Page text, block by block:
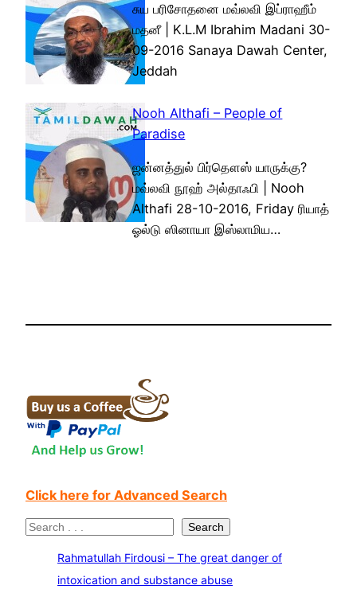
சுய பரிசோதனை மவ்லவி இப்ராஹீம்
மதனீ | K.L.M Ibrahim Madani 30-
09-2016 Sanaya Dawah Center,
Jeddah
Nooh Althafi – People of
Paradise
ஜன்னத்துல் பிர்தௌஸ் யாருக்கு?
மவ்லவி நூஹ் அல்தாஃபி | Nooh
Althafi 28-10-2016, Friday ரியாத்
ஓல்டு ஸினாயா இஸ்லாமிய…
Click here for Advanced Search
S
Search
Rahmatullah Firdousi – The great danger of
intoxication and substance abuse